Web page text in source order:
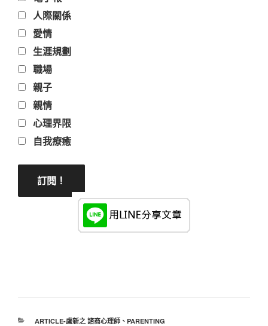
人際關係
愛情
生涯規劃
職場
親子
親情
心理界限
自我療癒
分
ARTICLE-盧新之 諮商心理師、 PARENTING